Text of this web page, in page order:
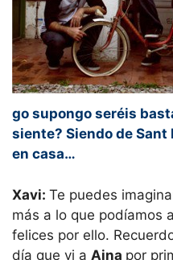
go supongo seréis
siente? Siendo de Sant
en casa…
Xavi: Te puedes
más a lo que podíamos
felices por ello.
día que vi a Aina por